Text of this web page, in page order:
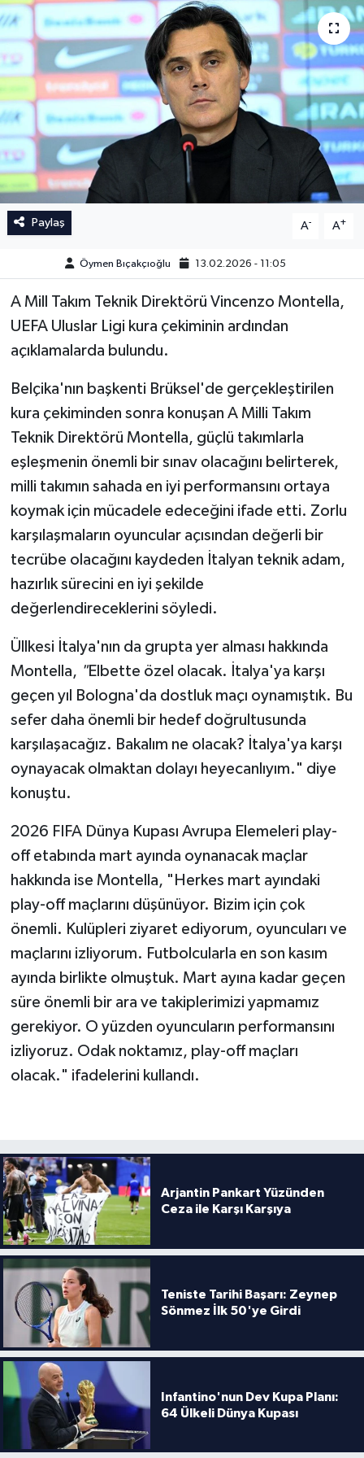
Paylaş A- A+
Öymen Bıçakçıoğlu 13.02.2026 - 11:05
A Mill Takım Teknik Direktörü Vincenzo Montella,
UEFA Uluslar Ligi kura çekiminin ardından
açıklamalarda bulundu.
Belçika'nın başkenti Brüksel'de gerçekleştirilen
kura çekiminden sonra konuşan A Milli Takım
Teknik Direktörü Montella, güçlü takımlarla
eşleşmenin önemli bir sınav olacağını belirterek,
milli takımın sahada en iyi performansını ortaya
koymak için mücadele edeceğini ifade etti. Zorlu
karşılaşmaların oyuncular açısından değerli bir
tecrübe olacağını kaydeden İtalyan teknik adam,
hazırlık sürecini en iyi şekilde
değerlendireceklerini söyledi.
Üllkesi İtalya'nın da grupta yer alması hakkında
Montella, "Elbette özel olacak. İtalya'ya karşı
geçen yıl Bologna'da dostluk maçı oynamıştık. Bu
sefer daha önemli bir hedef doğrultusunda
karşılaşacağız. Bakalım ne olacak? İtalya'ya karşı
oynayacak olmaktan dolayı heyecanlıyım." diye
konuştu.
2026 FIFA Dünya Kupası Avrupa Elemeleri play-
off etabında mart ayında oynanacak maçlar
hakkında ise Montella, "Herkes mart ayındaki
play-off maçlarını düşünüyor. Bizim için çok
önemli. Kulüpleri ziyaret ediyorum, oyuncuları ve
maçlarını izliyorum. Futbolcularla en son kasım
ayında birlikte olmuştuk. Mart ayına kadar geçen
süre önemli bir ara ve takiplerimizi yapmamız
gerekiyor. O yüzden oyuncuların performansını
izliyoruz. Odak noktamız, play-off maçları
olacak." ifadelerini kullandı.
Arjantin Pankart Yüzünden
Ceza ile Karşı Karşıya
Teniste Tarihi Başarı: Zeynep
Sönmez İlk 50'ye Girdi
Infantino'nun Dev Kupa Planı:
64 Ülkeli Dünya Kupası
İngiltere Premier Lig
Almanya Bundesliga
La Liga
Serie A
İngiltere Premier Lig
La Liga
Almanya Bundesliga
Serie A
Fransa Ligue 1
Eredevise
Portekiz Ligi
TFF 1.Lig
Kadınlar Basketbol Ligi
Diğer Basketbol Ligleri
Formula 1
Atletizm
Hentbol
At Yarışı
Bisiklet
Güreş
Motor Sporları
Su Sporları
Diğer Spor Dalları
Futbolcular